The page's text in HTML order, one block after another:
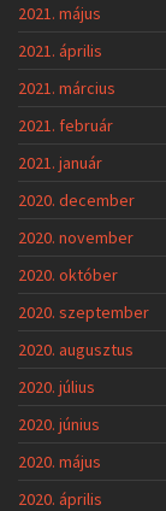
2021. május
2021. április
2021. március
2021. február
2021. január
2020. december
2020. november
2020. október
2020. szeptember
2020. augusztus
2020. július
2020. június
2020. május
2020. április